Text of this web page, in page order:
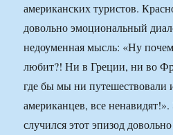
американских туристов.
довольно эмоциональный
недоуменная мысль: «Ну
любит?! Ни в Греции, ни во
где бы мы ни путешествовали
американцев, все
случился этот эпизод